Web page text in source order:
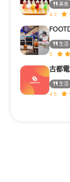
美食
4.2
生活
5
生活
4.5